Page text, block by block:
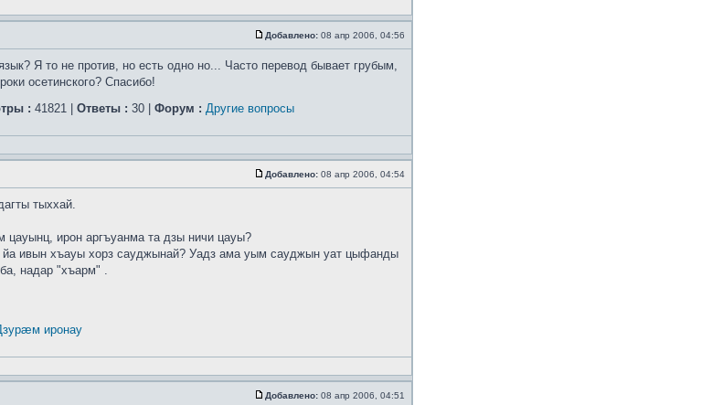
Добавлено: 08 апр 2006, 04:56
Я то не против, но есть одно но... Часто перевод бывает грубым,
осетинского? Спасибо!
: 41821 | Ответы : 30 | Форум : Другие вопросы
Добавлено: 08 апр 2006, 04:54
тыххай.
цауынц, ирон аргъуанма та дзы ничи цауы?
ивын хъауы хорз сауджынай? Уадз ама уым сауджын уат цыфанды
надар "хъарм" .
иронау
Добавлено: 08 апр 2006, 04:51